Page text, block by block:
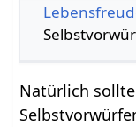
Natürlich